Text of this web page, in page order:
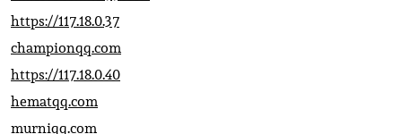
https://117.18.0.37
championqq.com
https://117.18.0.40
hematqq.com
murniqq.com